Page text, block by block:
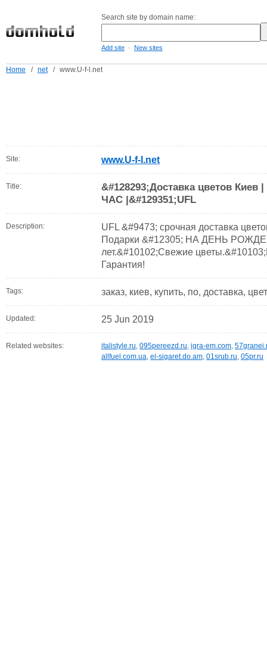
Search site by domain name:
Add site - New sites
Home / net / www.U-f-l.net
Site: www.U-f-l.net
Title:
&#128293;Доставка цветов Киев
ЧАС |&#129351;UFL
Description:
UFL &#9473; срочная доставка
Подарки &#12305; НА ДЕНЬ
лет.&#10102;Свежие
Гарантия!
Tags: заказ, киев, купить, по, доставка,
Updated: 25 Jun 2019
Related websites: italistyle.ru, 095pereezd.ru, igra-em.com,
allfuel.com.ua, el-sigaret.do.am, 01srub.ru, 05pr.ru